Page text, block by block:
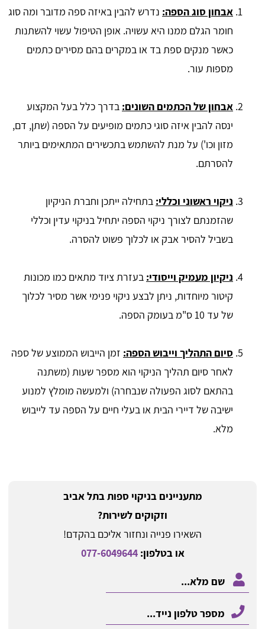
​אבחון סוג הספה: נדרש להבין באיזה ספה מדובר ומה סוג
חומר הגלם ממנו היא עשויה. אופן הטיפול עשוי להשתנות
כאשר מנקים ספת בד או במקרים בהם מסירים כתמים
מספות עור.
אבחון של הכתמים השונים: בדרך כלל בעל המקצוע
ינסה להבין איזה סוגי כתמים מופיעים על הספה (שתן, דם,
מזון וכו') על מנת להשתמש בתכשירים המתאימים ביותר
להסרתם.
ניקוי ראשוני וכללי: בתחילה ייתכן וחברת הניקיון
שהזמנתם לצורך ניקוי הספה יתחיל בניקוי עדין וכללי
בשביל להסיר אבק או לכלוך פשוט להסרה.
ניקיון מעמיק וייסודי: בעזרת ציוד מתאים כמו מכונות
קיטור מיוחדות, ניתן לבצע ניקוי פנימי אשר מסיר לכלוך
של עד 10 ס"מ בעומק הספה.
סיום התהליך וייבוש הספה: זמן הייבוש הממוצע של ספה
לאחר סיום תהליך הניקוי הוא מספר שעות (משתנה
בהתאם לסוג הפעולה שנבחרה) ולמעשה מומלץ למנוע
ישיבה של דיירי הבית או בעלי חיים על הספה עד לייבוש
מלא.
מתעניינים בניקוי ספות בתל אביב
וזקוקים לשירות?
השאירו פנייה ונחזור אליכם בהקדם!
או בטלפון:077-6049644